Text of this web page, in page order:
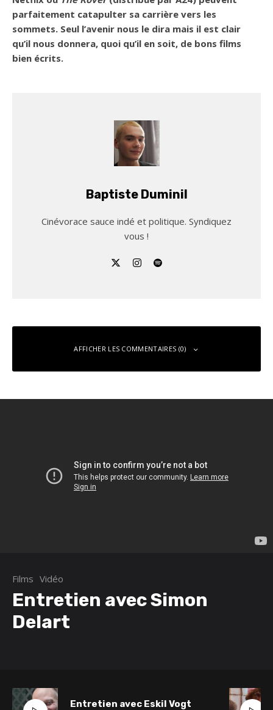
parfaitement catapulter sa carrière vers les
sommets. Seul l’avenir nous le dira mais il est clair
qu’il nous donnera, quoi qu’il en soit, de bons films
bien écrits.
Baptiste Duminil
Cinévorace sauce indé et politique. Syndiquez
vous !
AFFICHER LES COMMENTAIRES (0)
Films Vidéo
Entretien avec Simon
Delart
Entretien avec Eskil Vogt